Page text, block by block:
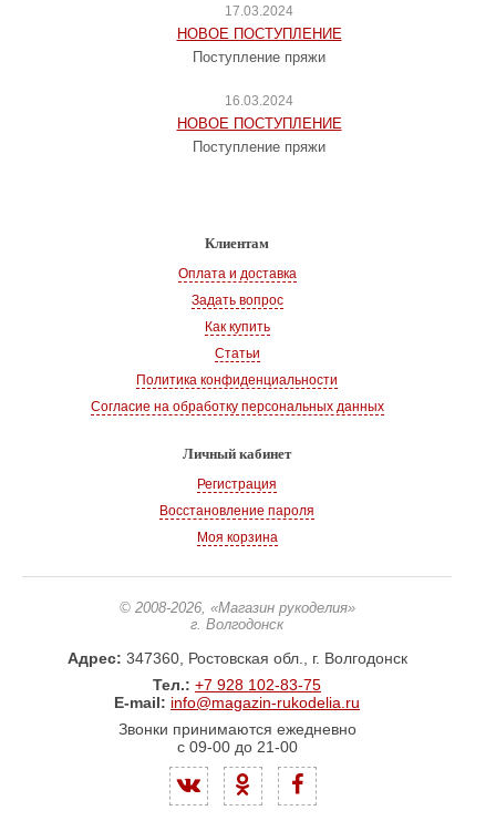
17.03.2024
НОВОЕ ПОСТУПЛЕНИЕ
Поступление пряжи
16.03.2024
НОВОЕ ПОСТУПЛЕНИЕ
Поступление пряжи
Клиентам
Оплата и доставка
Задать вопрос
Как купить
Статьи
Политика конфиденциальности
Согласие на обработку персональных данных
Личный кабинет
Регистрация
Восстановление пароля
Моя корзина
© 2008-2026, «Магазин рукоделия»
г. Волгодонск
Адрес: 347360, Ростовская обл., г. Волгодонск
Тел.: +7 928 102-83-75
E-mail: info@magazin-rukodelia.ru
Звонки принимаются ежедневно
с 09-00 до 21-00